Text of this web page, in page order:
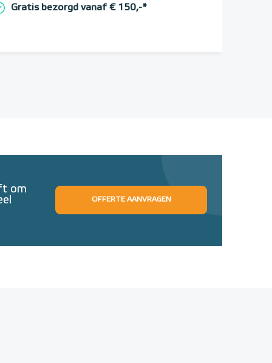
Gratis bezorgd vanaf € 150,-*
om
OFFERTE AANVRAGEN